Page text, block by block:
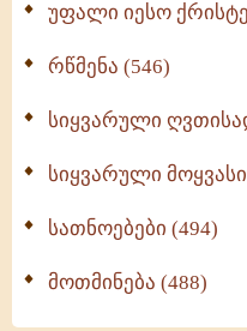
უფალი იესო
რწმენა (546)
სიყვარული
სიყვარული
სათნოებები (494)
მოთმინება (488)